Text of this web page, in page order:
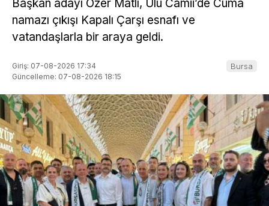
Başkan adayı Özer Matlı, Ulu Camii’de Cuma
namazı çıkışı Kapalı Çarşı esnafı ve
vatandaşlarla bir araya geldi.
Giriş: 07-08-2026 17:34
Güncelleme: 07-08-2026 18:15
Bursa